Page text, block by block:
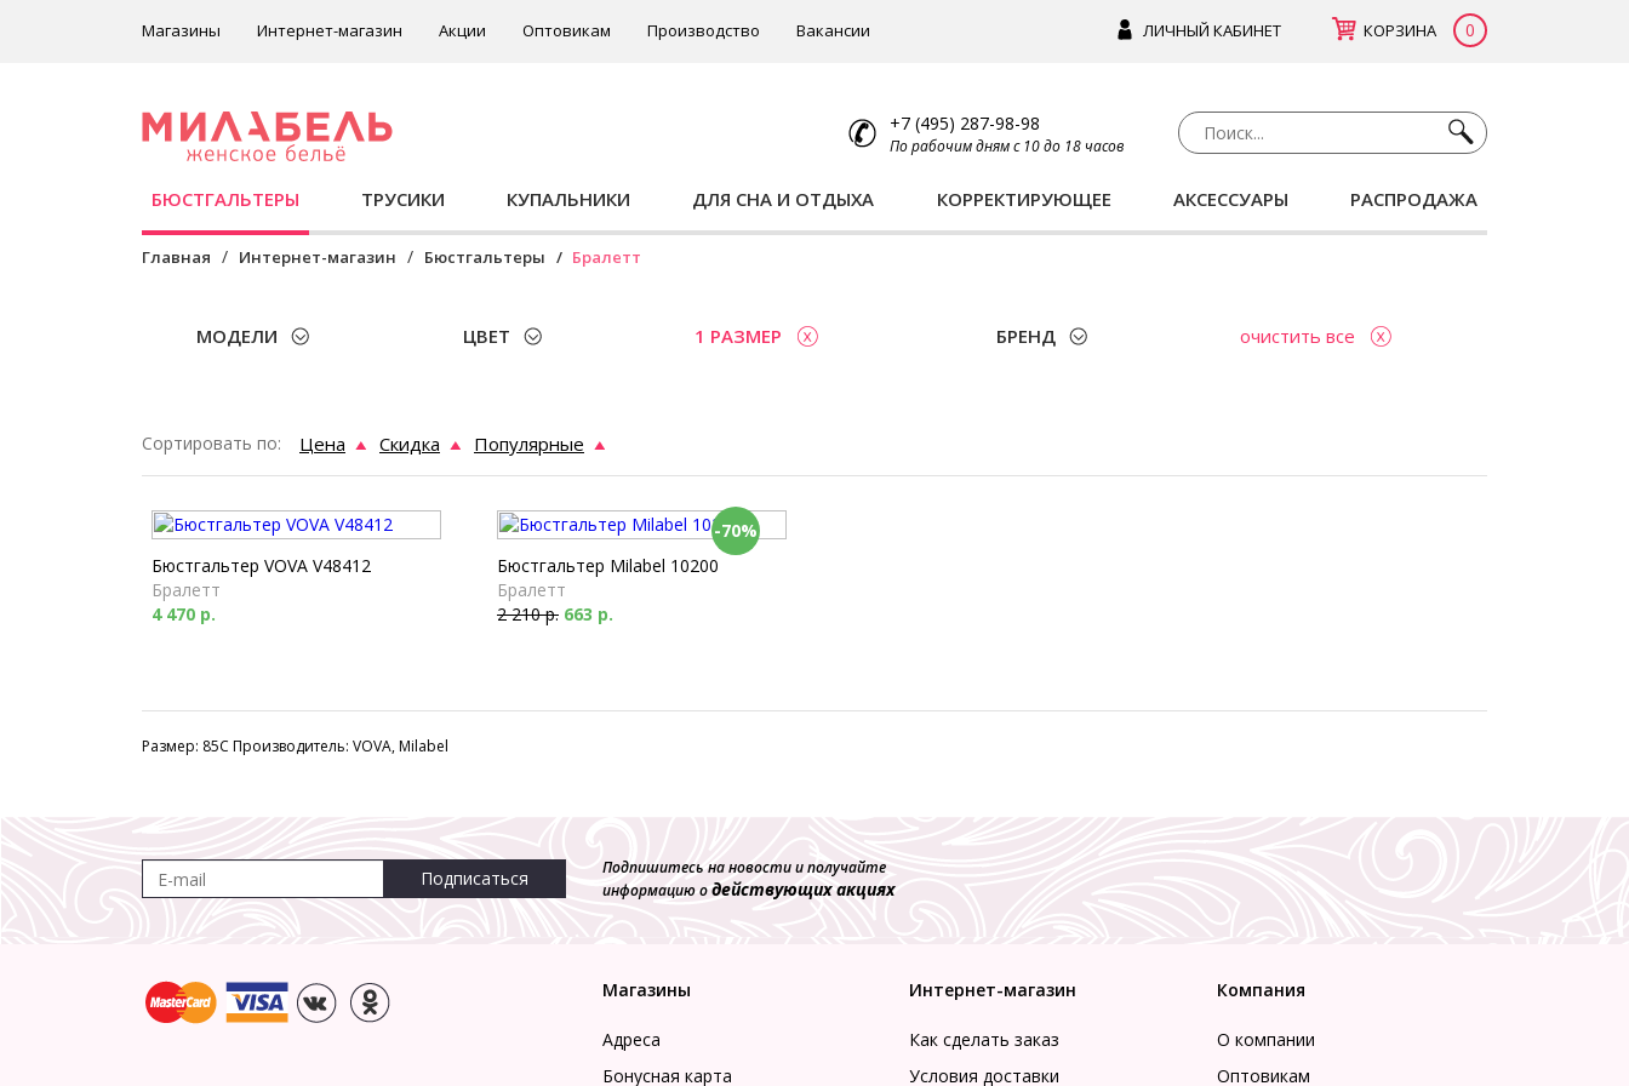
ЛИЧНЫЙ КАБИНЕТ КОРЗИНА 0
Магазины Интернет-магазин Акции Оптовикам Производство Вакансии
+7 (495) 287-98-98
По рабочим дням с 10 до 18 часов
БЮСТГАЛЬТЕРЫ ТРУСИКИ КУПАЛЬНИКИ ДЛЯ СНА И ОТДЫХА КОРРЕКТИРУЮЩЕЕ АКСЕССУАРЫ РАСПРОДАЖА
Главная Интернет-магазин Бюстгальтеры Бралетт
МОДЕЛИ ЦВЕТ 1 РАЗМЕР БРЕНД очистить все
Сортировать по: Цена Скидка Популярные
Бюстгальтер VOVA V48412
Бралетт
4 470 р.
-70%
Бюстгальтер Milabel 10200
Бралетт
2 210 р. 663 р.
Размер: 85C Производитель: VOVA, Milabel
Подписаться
Подпишитесь на новости и получайте
информацию одействующих акциях
Магазины
Адреса
Бонусная карта
Интернет-магазин
Как сделать заказ
Условия доставки
Компания
О компании
Оптовикам